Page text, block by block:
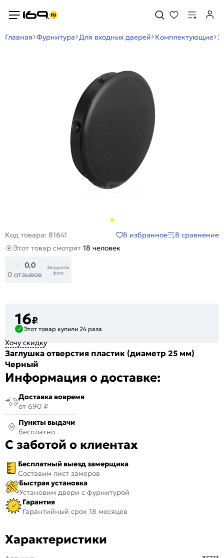
Главная Фурнитура Для входных дверей Комплектующие
Код товара: 81641 В избранное
В сравнение
Этот товар смотрят 18 человек
0,0
0 отзывов
Загрузить
фото
16₽
Этот товар купили 24 раза
Хочу скидку
Заглушка отверстия пластик (диаметр 25 мм)
Черный
Информация о доставке:
Доставка вовремя
от 690 ₽
Пункты выдачи
бесплатно
С заботой о клиентах
Бесплатный выезд замерщика
Составим лист замеров
Быстрая установка
Установим двери с фурнитурой
Гарантия
Гарантийный срок 18 месяцев
Характеристики